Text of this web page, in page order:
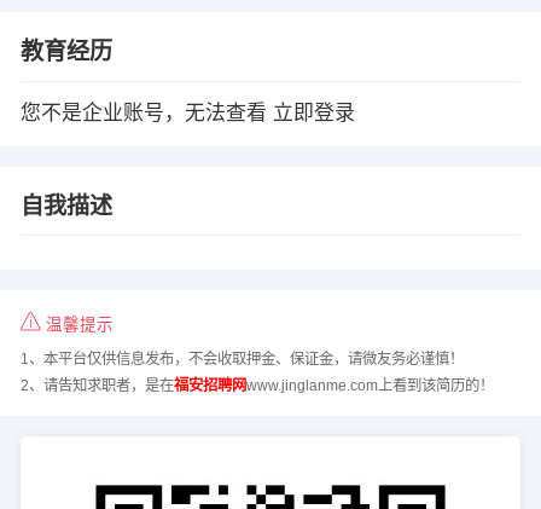
教育经历
您不是企业账号，无法查看 立即登录
自我描述
温馨提示
1、本平台仅供信息发布，不会收取押金、保证金，请微友务必谨慎！
2、请告知求职者，是在福安招聘网www.jinglanme.com上看到该简历的！